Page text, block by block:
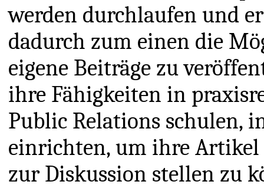
werden durchlaufen und
dadurch zum einen die
eigene Beiträge zu
ihre Fähigkeiten in
Public Relations schulen,
einrichten, um ihre
zur Diskussion stellen zu